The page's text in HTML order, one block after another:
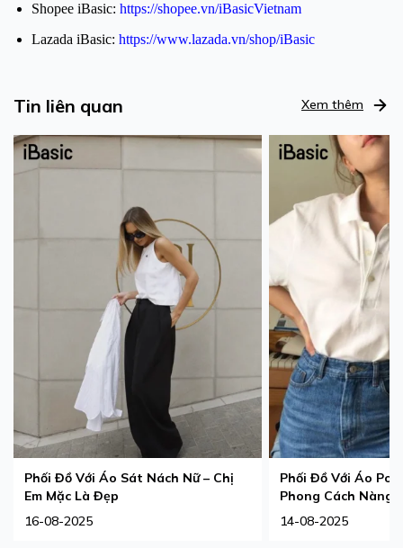
Shopee iBasic: https://shopee.vn/iBasicVietnam
Lazada iBasic: https://www.lazada.vn/shop/iBasic
Tin liên quan Xem thêm
Phối Đồ Với Áo Sát Nách Nữ – Chị
Em Mặc Là Đẹp
16-08-2025
Phối Đồ Với Áo
Phong Cách Nàng
14-08-2025